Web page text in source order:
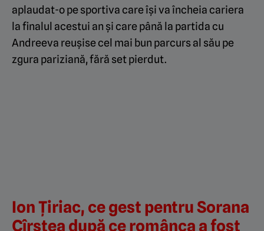
aplaudat-o pe sportiva care își va încheia cariera
la finalul acestui an și care până la partida cu
Andreeva reușise cel mai bun parcurs al său pe
zgura pariziană, fără set pierdut.
Ion Țiriac, ce gest pentru Sorana
Cîrstea după ce românca a fost